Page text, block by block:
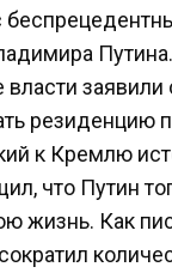
власти заявили
резиденцию
к Кремлю
что Путин
жизнь. Как